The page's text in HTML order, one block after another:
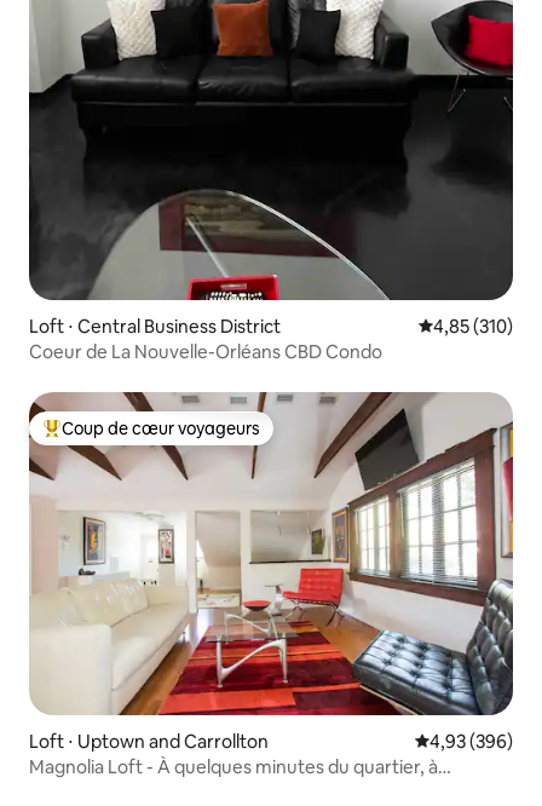
Loft ⋅ Central Business District Évaluation
4,85 (310)
Coeur de La Nouvelle-Orléans CBD Condo
Coups de cœur voyageurs les plus appréciés
Coup de cœur voyageurs
Loft ⋅ Uptown and Carrollton Évaluation
4,93 (396)
Magnolia Loft - À quelques minutes du quartier, à